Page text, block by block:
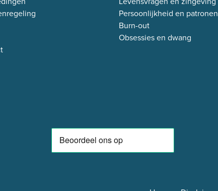
Persoonlijkheid en patronen
Burn-out
Obsessies en dwang